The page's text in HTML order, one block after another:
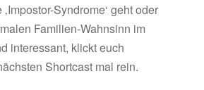
Syndrome‘ geht oder
Familien-Wahnsinn im
interessant, klickt euch
Shortcast mal rein.